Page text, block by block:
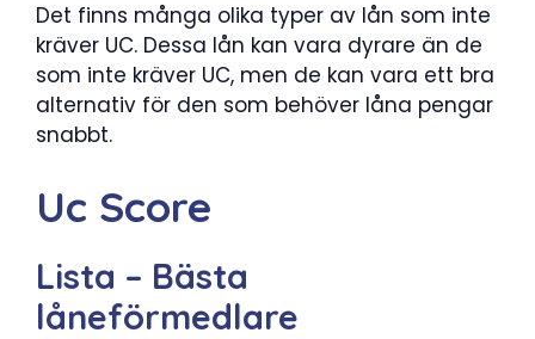
Det finns många olika typer av lån som inte
kräver UC. Dessa lån kan vara dyrare än de
som inte kräver UC, men de kan vara ett bra
alternativ för den som behöver låna pengar
snabbt.
Uc Score
Lista – Bästa
låneförmedlare